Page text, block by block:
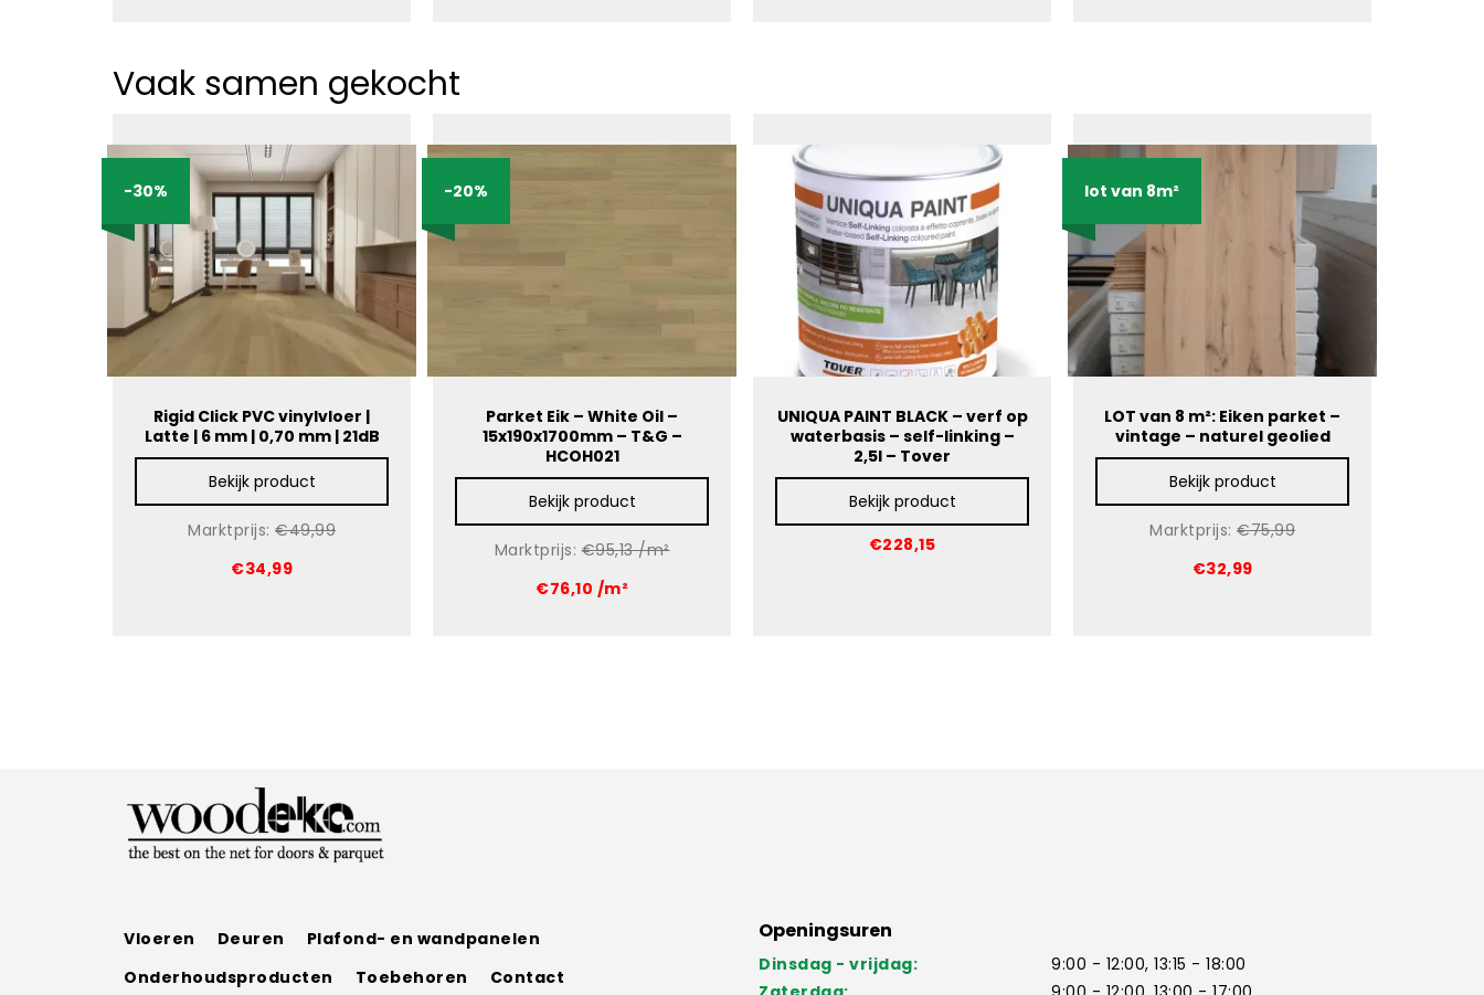
Vaak samen gekocht
Rigid Click PVC vinylvloer |
Latte | 6 mm | 0,70 mm | 21dB
Bekijk product
-30%
Marktprijs: €49,99
€34,99
Parket Eik – White Oil –
15x190x1700mm – T&G –
HCOH021
Bekijk product
-20%
Marktprijs:€95,13 /m²
€76,10 /m²
UNIQUA PAINT BLACK – verf op
waterbasis – self-linking –
2,5l – Tover
Bekijk product
€228,15
LOT van 8 m²: Eiken parket –
vintage – naturel geolied
Bekijk product
lot van 8m²
Marktprijs: €75,99
€32,99
Vloeren Deuren
Plafond- en wandpanelen
Onderhoudsproducten
Toebehoren Contact
Openingsuren
Dinsdag - vrijdag:
9:00 - 12:00, 13:15 - 18:00